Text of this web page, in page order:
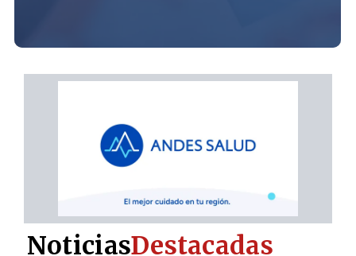
NoticiasDestacadas